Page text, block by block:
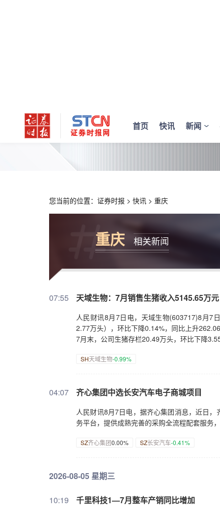
首页 快讯 新闻
您当前的位置： 证券时报 > 快讯 > 重庆
重庆 相关新闻
07:55 天域生物：7月销售生猪收入5145.65万元
人民财讯8月7日电，天域生物(603717)8月7
2.77万头），环比下降0.14%，同比上升
7月末，公司生猪存栏20.49万头，环比下降
SH天域生物-0.99%
04:07 齐心集团中选长安汽车电子商城项目
人民财讯8月7日电，据齐心集团消息，近日
务平台，提供成熟完善的采购全流程配套服务
SZ齐心集团0.00% SZ长安汽车-0.41%
2026-08-05 星期三
10:19 千里科技1—7月整车产销同比增加